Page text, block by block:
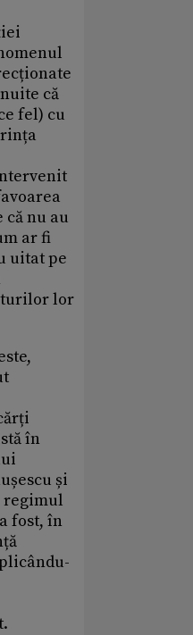
că
fel) cu
nu au
ar fi
uitat pe
lor
în
și
regimul
fost, în